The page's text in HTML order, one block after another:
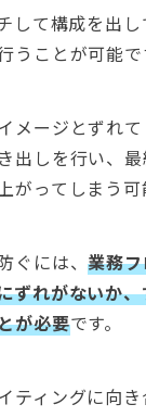
して構成を出
うことが可能で
メージとずれ
出しを行い、
がってしまう可
ぐには、業務
ずれがないか
が必要です。
ティングに向